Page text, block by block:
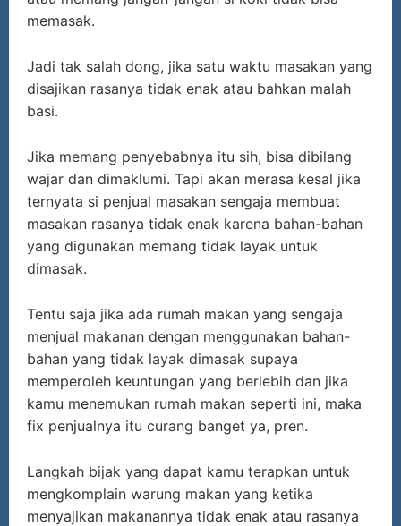
memasak.
Jadi tak salah dong, jika satu waktu masakan yang
disajikan rasanya tidak enak atau bahkan malah
basi.
Jika memang penyebabnya itu sih, bisa dibilang
wajar dan dimaklumi. Tapi akan merasa kesal jika
ternyata si penjual masakan sengaja membuat
masakan rasanya tidak enak karena bahan-bahan
yang digunakan memang tidak layak untuk
dimasak.
Tentu saja jika ada rumah makan yang sengaja
menjual makanan dengan menggunakan bahan-
bahan yang tidak layak dimasak supaya
memperoleh keuntungan yang berlebih dan jika
kamu menemukan rumah makan seperti ini, maka
fix penjualnya itu curang banget ya, pren.
Langkah bijak yang dapat kamu terapkan untuk
mengkomplain warung makan yang ketika
menyajikan makanannya tidak enak atau rasanya